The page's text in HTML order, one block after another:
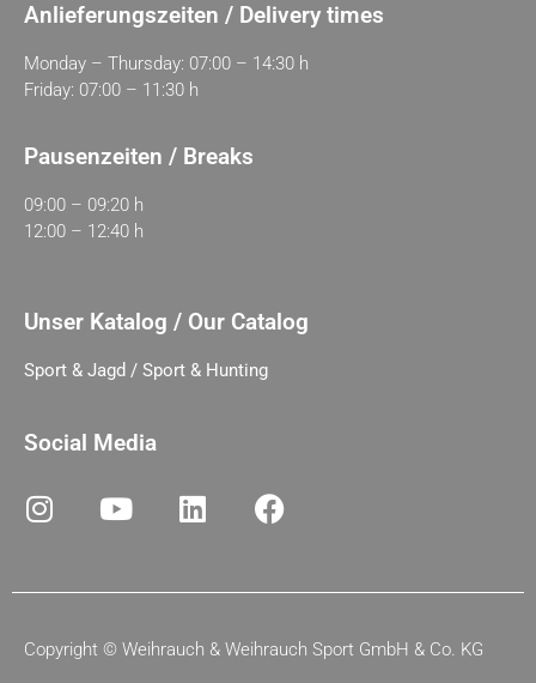
Anlieferungszeiten / Delivery times
Monday – Thursday: 07:00 – 14:30 h
Friday: 07:00 – 11:30 h
Pausenzeiten / Breaks
09:00 – 09:20 h
12:00 – 12:40 h
Unser Katalog / Our Catalog
Sport & Jagd / Sport & Hunting
Social Media
Copyright © Weihrauch & Weihrauch Sport GmbH & Co. KG